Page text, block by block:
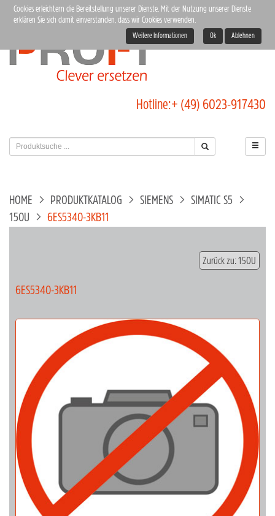
Hotline:+ (49) 6023-917430
HOME PRODUKTKATALOG SIEMENS
SIMATIC S5
150U
6ES5340-3KB11
Zurück zu: 150U
6ES5340-3KB11
Cookies erleichtern die Bereitstellung unserer Dienste. Mit der Nutzung unserer Dienste
erklären Sie sich damit einverstanden, dass wir Cookies verwenden.
Weitere Informationen Ok Ablehnen